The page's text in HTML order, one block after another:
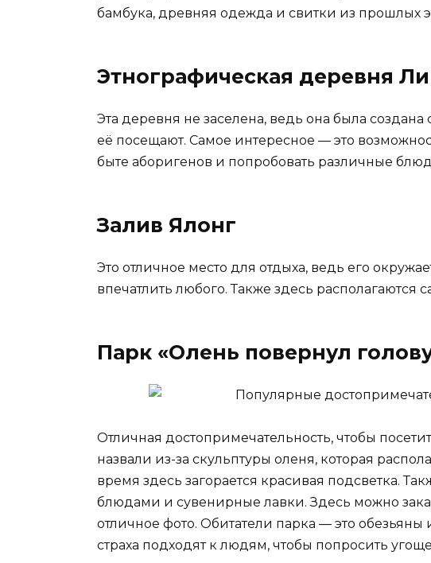
бамбука, древняя одежда и свитки из прошлых
Этнографическая деревня
Эта деревня не заселена, ведь она была
её посещают. Самое интересное — это
быте аборигенов и попробовать различные
Залив Ялонг
Это отличное место для отдыха, ведь его
впечатлить любого. Также здесь располагаются
Парк «Олень повернул
Отличная достопримечательность, чтобы
назвали из-за скульптуры оленя, которая
время здесь загорается красивая подсветка.
блюдами и сувенирные лавки. Здесь можно
отличное фото. Обитатели парка — это обезьяны
страха подходят к людям, чтобы попросить